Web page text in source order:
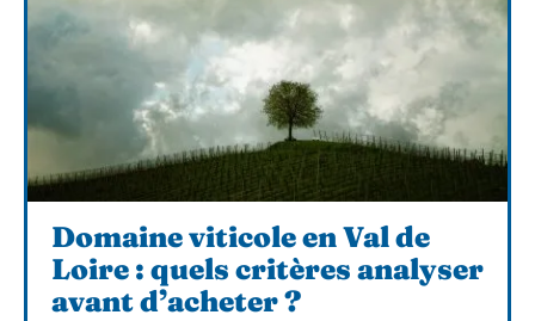
Domaine viticole en Val de
Loire : quels critères analyser
avant d’acheter ?